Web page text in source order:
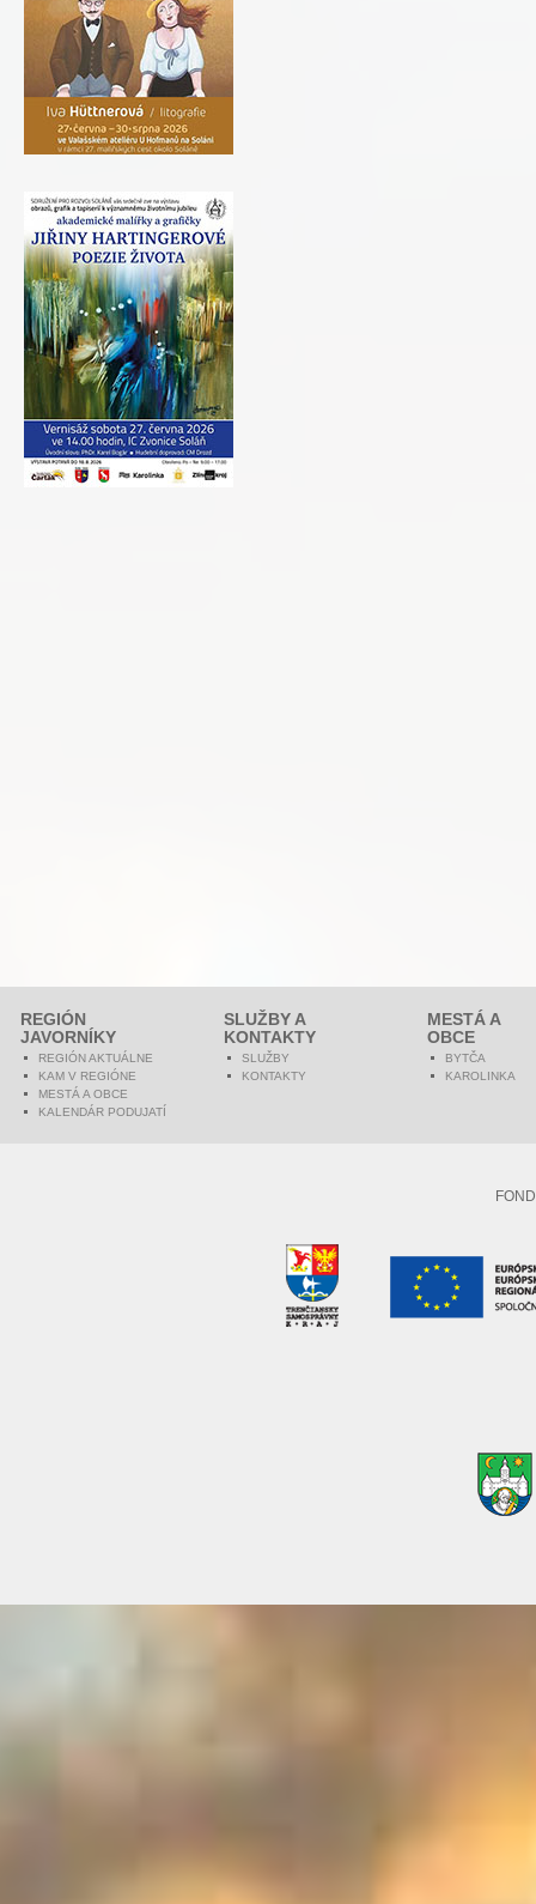
REGIÓN
JAVORNÍKY
REGIÓN AKTUÁLNE
KAM V REGIÓNE
MESTÁ A OBCE
KALENDÁR PODUJATÍ
SLUŽBY A
KONTAKTY
SLUŽBY
KONTAKTY
MESTÁ A
OBCE
BYTČA
KAROLINKA